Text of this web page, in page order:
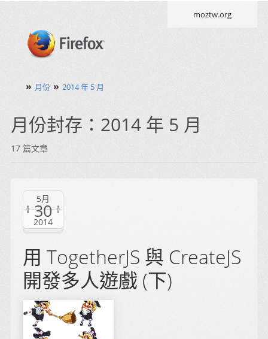
moztw.org
» 月份 » 2014 年 5 月
月份封存：2014 年 5 月
17 篇文章
5月
30
2014
用 TogetherJS 與 CreateJS
開發多人遊戲 (下)